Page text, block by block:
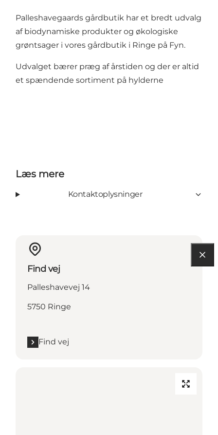
Palleshavegaards gårdbutik har et bredt udvalg
af biodynamiske produkter og økologiske
grøntsager i vores gårdbutik i Ringe på Fyn.
Udvalget bærer præg af årstiden og der er altid
et spændende sortiment på hylderne
Læs mere
Kontaktoplysninger
Find vej
Palleshavevej 14
5750 Ringe
Find vej